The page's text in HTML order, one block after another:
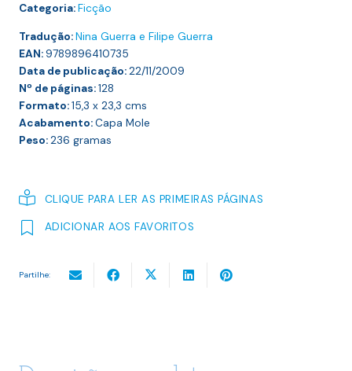
Categoria:Ficção
Tradução:Nina Guerra e Filipe Guerra
EAN:9789896410735
Data de publicação:22/11/2009
Nº de páginas:128
Formato:15,3 x 23,3 cms
Acabamento:Capa Mole
Peso:236 gramas
CLIQUE PARA LER AS PRIMEIRAS PÁGINAS
ADICIONAR AOS FAVORITOS
Partilhe: